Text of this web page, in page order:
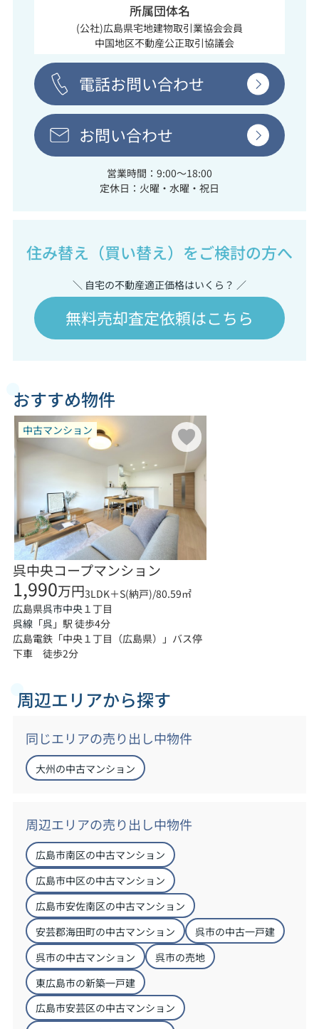
所属団体名
(公社)広島県宅地建物取引業協会会員
中国地区不動産公正取引協議会
電話お問い合わせ
お問い合わせ
営業時間：9:00～18:00
定休日：火曜・水曜・祝日
住み替え（買い替え）をご検討の方へ
＼ 自宅の不動産適正価格はいくら？ ／
無料売却査定依頼はこちら
おすすめ物件
中古マンション
呉中央コープマンション
1,990万円3LDK＋S(納戸)/80.59㎡
広島県呉市中央１丁目
呉線 「呉」駅 徒歩4分
広島電鉄「中央１丁目（広島県）」バス停
下車 徒歩2分
周辺エリアから探す
同じエリアの売り出し中物件
大州の中古マンション
周辺エリアの売り出し中物件
広島市南区の中古マンション
広島市中区の中古マンション
広島市安佐南区の中古マンション
安芸郡海田町の中古マンション
呉市の中古一戸建
呉市の中古マンション
呉市の売地
東広島市の新築一戸建
広島市安芸区の中古マンション